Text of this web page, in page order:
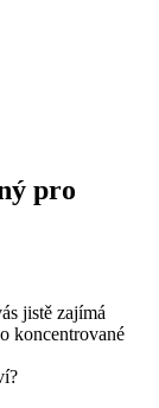
pro
jistě zajímá
koncentrované